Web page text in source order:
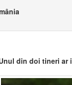
din doi tineri ar